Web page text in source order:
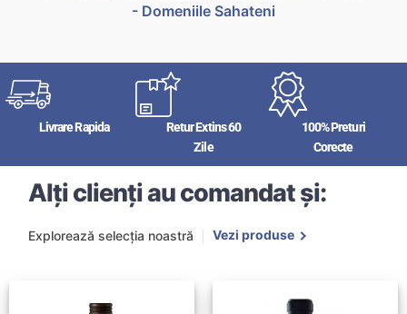
- Domeniile Sahateni
Livrare Rapida
Retur Extins 60
Zile
100% Preturi
Corecte
Alți clienți au comandat și:
Explorează selecția noastră Vezi produse